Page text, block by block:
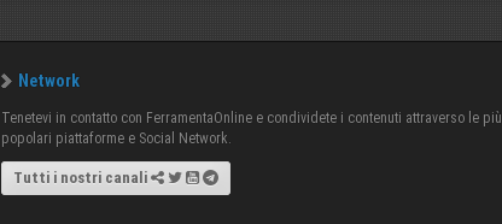
Network
Tenetevi in contatto con FerramentaOnline e condividete i contenuti attraverso le più
popolari piattaforme e Social Network.
Tutti i nostri canali